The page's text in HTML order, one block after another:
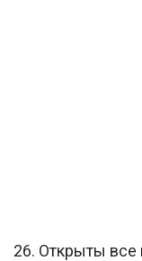
26. Открыты все